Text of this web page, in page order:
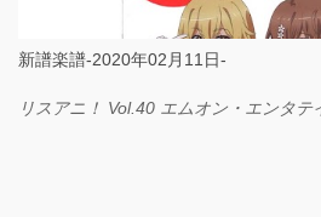
新譜楽譜-2020年02月11日-
リスアニ！ Vol.40 エムオン・エンタ